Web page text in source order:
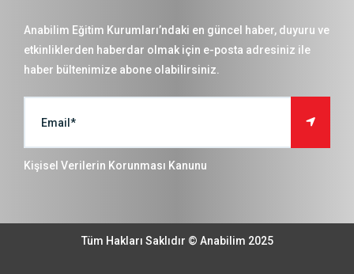
Anabilim Eğitim Kurumları’ndaki en güncel haber, duyuru ve
etkinliklerden haberdar olmak için e-posta adresiniz ile
haber bültenimize abone olabilirsiniz.
Kişisel Verilerin Korunması Kanunu
Tüm Hakları Saklıdır © Anabilim 2025